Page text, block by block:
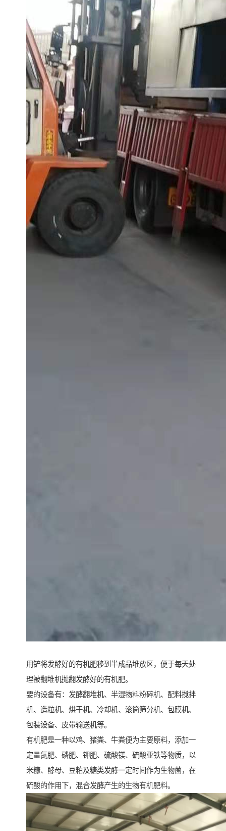
用铲将发酵好的有机肥移到半成品堆放区，便于每天处
理被翻堆机抛翻发酵好的有机肥。
要的设备有：发酵翻堆机、半湿物料粉碎机、配料搅拌
机、造粒机、烘干机、冷却机、滚筒筛分机、包膜机、
包装设备、皮带输送机等。
有机肥是一种以鸡、猪粪、牛粪便为主要原料，添加一
定量氮肥、磷肥、钾肥、硫酸镁、硫酸亚铁等物质，以
米糠、酵母、豆粕及糖类发酵一定时间作为生物菌，在
硫酸的作用下，混合发酵产生的生物有机肥料。